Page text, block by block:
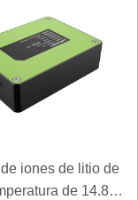
iones de litio de
de 14.8V